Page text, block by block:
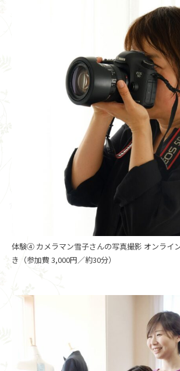
体験④ カメラマン雪子さんの写真撮影 オンライ
き（参加費 3,000円／約30分）